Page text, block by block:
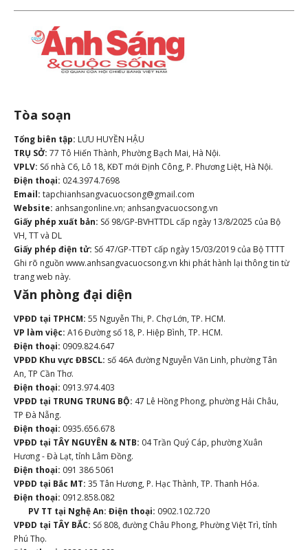
Tòa soạn
Tổng biên tập: LƯU HUYỀN HẬU
TRỤ SỞ: 77 Tô Hiến Thành, Phường Bạch Mai, Hà Nội.
VPLV: Số nhà C6, Lô 18, KĐT mới Định Công, P. Phương Liệt, Hà Nội.
Điện thoại: 024.3974.7698
Email: tapchianhsangvacuocsong@gmail.com
Website: anhsangonline.vn; anhsangvacuocsong.vn
Giấy phép xuất bản: Số 98/GP-BVHTTDL cấp ngày 13/8/2025 của Bộ
VH, TT và DL
Giấy phép điện tử: Số 47/GP-TTĐT cấp ngày 15/03/2019 của Bộ TTTT
Ghi rõ nguồn www.anhsangvacuocsong.vn khi phát hành lại thông tin từ
trang web này.
Văn phòng đại diện
VPĐD tại TPHCM: 55 Nguyễn Thi, P. Chợ Lớn, TP. HCM.
VP làm việc: A16 Đường số 18, P. Hiệp Bình, TP. HCM.
Điện thoại: 0909.824.647
VPĐD Khu vực ĐBSCL: số 46A đường Nguyễn Văn Linh, phường Tân
An, TP Cần Thơ.
Điện thoại: 0913.974.403
VPĐD tại TRUNG TRUNG BỘ: 47 Lê Hồng Phong, phường Hải Châu,
TP Đà Nẵng.
Điện thoại: 0935.656.678
VPĐD tại TÂY NGUYÊN & NTB: 04 Trần Quý Cáp, phường Xuân
Hương - Đà Lạt, tỉnh Lâm Đồng.
Điện thoại: 091 386 5061
VPĐD tại Bắc MT: 35 Tân Hương, P. Hạc Thành, TP. Thanh Hóa.
Điện thoại: 0912.858.082
PV TT tại Nghệ An: Điện thoại: 0902.102.720
VPĐD tại TÂY BẮC: Số 808, đường Châu Phong, Phường Việt Trì, tỉnh
Phú Thọ.